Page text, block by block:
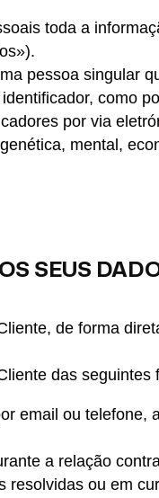
toda a
pessoa singular
como
por via
mental,
SEUS
de forma
das seguintes
email ou telefone,
a relação
resolvidas ou em